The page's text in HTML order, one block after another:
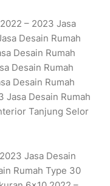
– 2023 Jasa
Desain Rumah
Desain Rumah
Desain Rumah
Desain Rumah
Jasa Desain Rumah
Tanjung Selor
Jasa Desain
Rumah Type 30